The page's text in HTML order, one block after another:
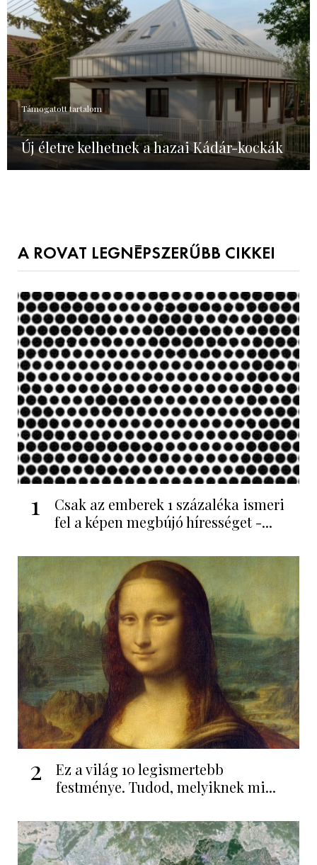
Támogatott tartalom
Új életre kelhetnek a hazai Kádár-kockák
A ROVAT LEGNÉPSZERŰBB CIKKEI
1
Csak az emberek 1 százaléka ismeri
fel a képen megbújó hírességet -...
2
Ez a világ 10 legismertebb
festménye. Tudod, melyiknek mi...